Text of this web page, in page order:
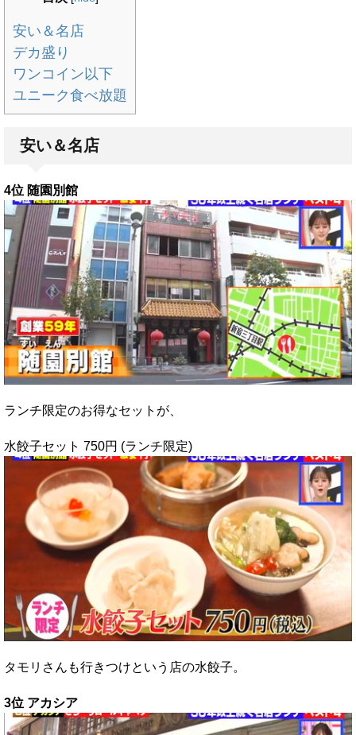
安い＆名店
デカ盛り
ワンコイン以下
ユニーク食べ放題
安い＆名店
4位 随園別館
ランチ限定のお得なセットが、
水餃子セット 750円 (ランチ限定)
タモリさんも行きつけという店の水餃子。
3位 アカシア